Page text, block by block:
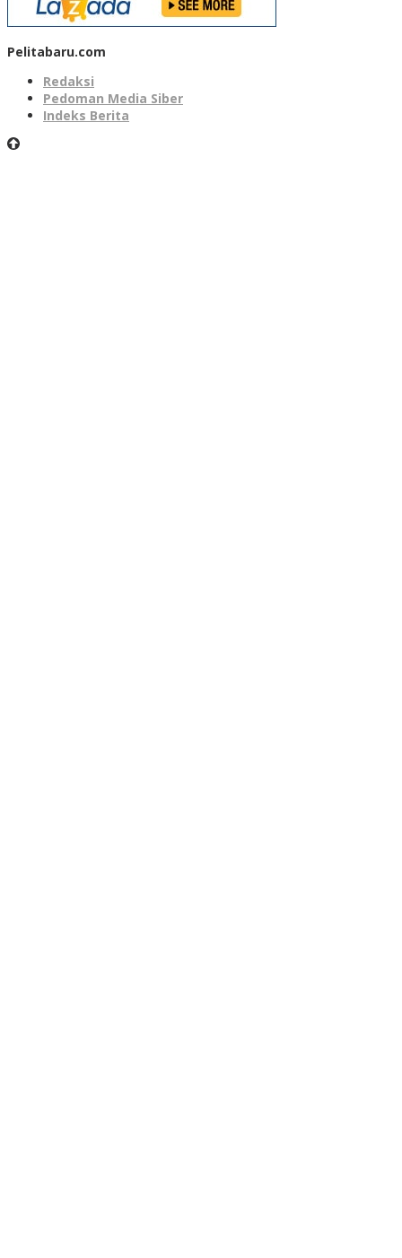
Pelitabaru.com
Redaksi
Pedoman Media Siber
Indeks Berita